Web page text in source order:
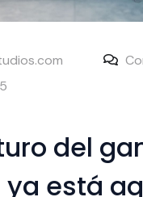
del
está